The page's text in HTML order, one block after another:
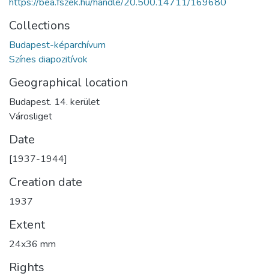
Collections
Budapest-képarchívum
Színes diapozitívok
Geographical location
Budapest. 14. kerület
Városliget
Date
[1937-1944]
Creation date
1937
Extent
24x36 mm
Rights